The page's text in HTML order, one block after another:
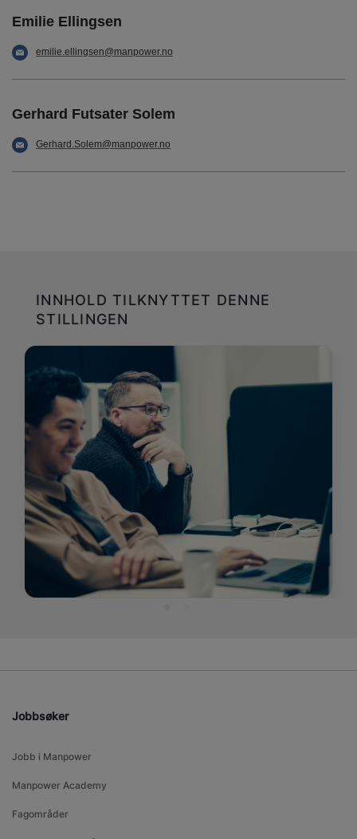
Emilie Ellingsen
emilie.ellingsen@manpower.no
Gerhard Futsater Solem
Gerhard.Solem@manpower.no
INNHOLD TILKNYTTET DENNE
STILLINGEN
Jobbsøker
Jobb i Manpower
Manpower Academy
Fagområder